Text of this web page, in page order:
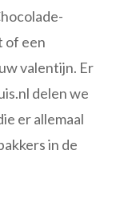
of een
valentijn. Er
delen we
er allemaal
in de